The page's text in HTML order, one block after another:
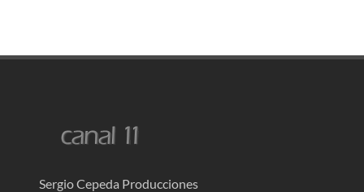
Sergio Cepeda Producciones